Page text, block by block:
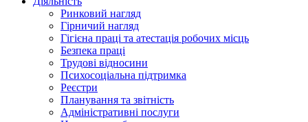
Ринковий нагляд
Гірничий нагляд
Гігієна праці та атестація робочих місць
Безпека праці
Трудові відносини
Психосоціальна підтримка
Реєстри
Планування та звітність
Адміністративні послуги